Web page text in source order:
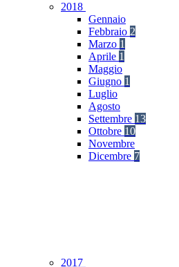
2018
Gennaio
Febbraio 2
Marzo 1
Aprile 1
Maggio
Giugno 1
Luglio
Agosto
Settembre 13
Ottobre 10
Novembre
Dicembre 7
2017